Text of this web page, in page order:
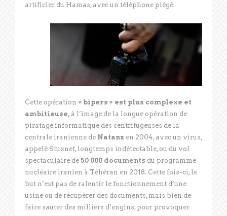
artificier du Hamas, avec un téléphone piégé.
Cette opération « bipers » est plus complexe et
ambitieuse, à l’image de la longue opération de
piratage informatique des centrifugeuses de la
centrale iranienne de Natanz en 2004, avec un virus,
appelé Stuxnet, longtemps indétectable, ou du vol
spectaculaire de 50 000 documents du programme
nucléaire iranien à Téhéran en 2018. Cette fois-ci, le
but n’est pas de ralentir le fonctionnement d’une
usine ou de récupérer des documents, mais bien de
faire sauter des milliers d’engins, pour provoquer